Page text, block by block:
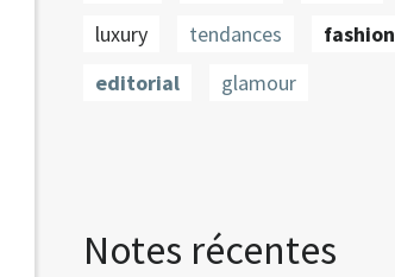
luxury
tendances fashion
editorial
glamour
Notes récentes